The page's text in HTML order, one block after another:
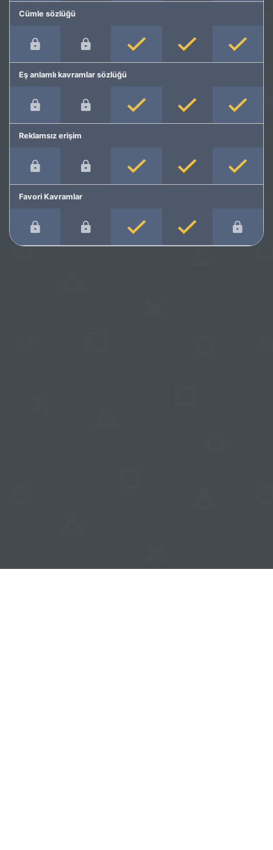
Cümle sözlüğü
Eş anlamlı kavramlar sözlüğü
Reklamsız erişim
Favori Kavramlar